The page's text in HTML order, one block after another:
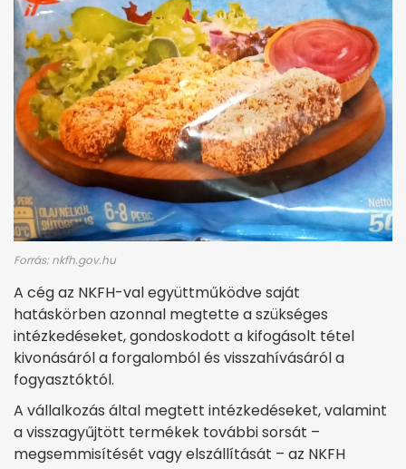
Forrás: nkfh.gov.hu
A cég az NKFH-val együttműködve saját
hatáskörben azonnal megtette a szükséges
intézkedéseket, gondoskodott a kifogásolt tétel
kivonásáról a forgalomból és visszahívásáról a
fogyasztóktól.
A vállalkozás által megtett intézkedéseket, valamint
a visszagyűjtött termékek további sorsát –
megsemmisítését vagy elszállítását – az NKFH